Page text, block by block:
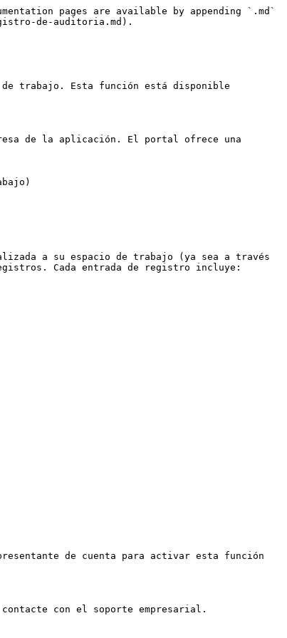
pages are available by appending `.md`
de-auditoria.md).
trabajo. Esta función está disponible
de la aplicación. El portal ofrece una
a su espacio de trabajo (ya sea a través
Cada entrada de registro incluye:
de cuenta para activar esta función
con el soporte empresarial.